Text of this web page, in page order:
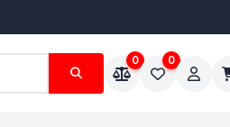
0 0